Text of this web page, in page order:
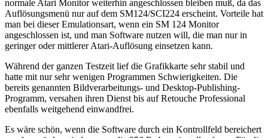
normale Atari Monitor weiterhin angeschlossen bleiben muß, da das
Auflösungsmenü nur auf dem SM124/SCI224 erscheint. Vorteile hat
man bei dieser Emulationsart, wenn ein SM 124 Monitor
angeschlossen ist, und man Software nutzen will, die man nur in
geringer oder mittlerer Atari-Auflösung einsetzen kann.
Während der ganzen Testzeit lief die Grafikkarte sehr stabil und
hatte mit nur sehr wenigen Programmen Schwierigkeiten. Die
bereits genannten Bildverarbeitungs- und Desktop-Publishing-
Programm, versahen ihren Dienst bis auf Retouche Professional
ebenfalls weitgehend einwandfrei.
Es wäre schön, wenn die Software durch ein Kontrollfeld bereichert